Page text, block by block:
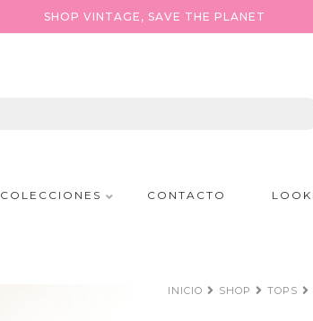
SHOP VINTAGE, SAVE THE PLANET
COLECCIONES CONTACTO
INICIO SHOP TOPS